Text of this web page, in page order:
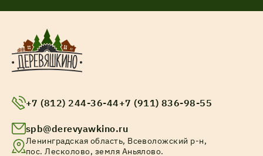
+7 (812) 244-36-44+7 (911) 836-98-55
spb@derevyawkino.ru
Ленинградская область, Всеволожский р-н,
пос. Лесколово, земля Аньялово.